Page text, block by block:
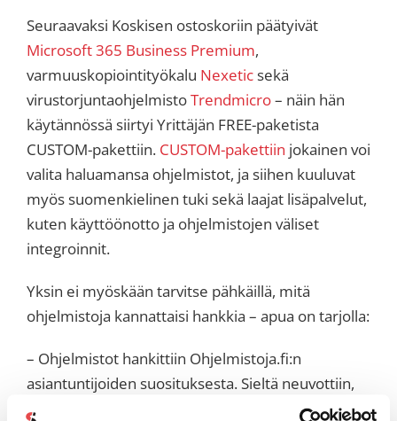
Seuraavaksi Koskisen ostoskoriin päätyivät
Microsoft 365 Business Premium,
varmuuskopiointityökalu Nexeticsekä
virustorjuntaohjelmistoTrendmicro– näin hän
käytännössä siirtyi Yrittäjän FREE-paketista
CUSTOM-pakettiin. CUSTOM-pakettiin jokainen voi
valita haluamansa ohjelmistot, ja siihen kuuluvat
myös suomenkielinen tuki sekä laajat lisäpalvelut,
kuten käyttöönotto ja ohjelmistojen väliset
integroinnit.
Yksin ei myöskään tarvitse pähkäillä, mitä
ohjelmistoja kannattaisi hankkia – apua on tarjolla:
– Ohjelmistot hankittiin Ohjelmistoja.fi:n
asiantuntijoiden suosituksesta. Sieltä neuvottiin,
mitä tarvitaan, mikä säästi paljon aikaa ja vaivaa.